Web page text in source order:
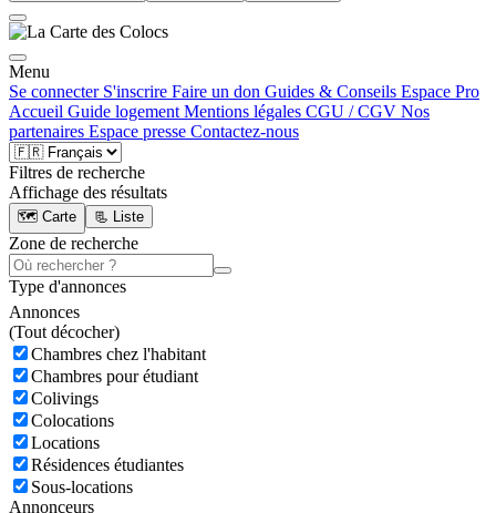
Menu
Se connecter S'inscrire Faire un don Guides & Conseils Espace Pro
Accueil Guide logement Mentions légales CGU / CGV Nos
partenaires Espace presse Contactez-nous
Filtres de recherche
Affichage des résultats
🗺️ Carte 📃 Liste
Zone de recherche
Type d'annonces
Annonces
(Tout décocher)
Chambres chez l'habitant
Chambres pour étudiant
Colivings
Colocations
Locations
Résidences étudiantes
Sous-locations
Annonceurs